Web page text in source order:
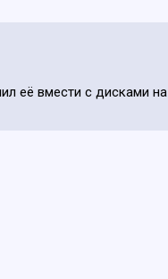
её вмести с дисками на